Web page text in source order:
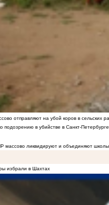
отправляют на убой коров в сельских
подозрению в убийстве в Санкт-Петербурге
массово ликвидируют и объединяют
избрали в Шахтах